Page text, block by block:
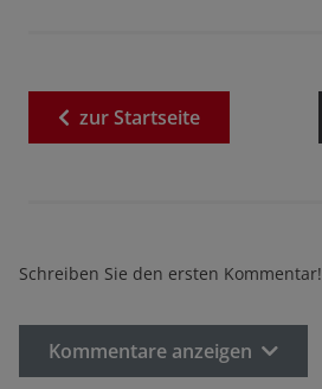
zurStartseite
Schreiben Sie den ersten Kommentar!
Kommentare anzeigen